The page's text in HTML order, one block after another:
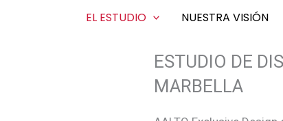
EL ESTUDIO NUESTRA VISIÓN
ESTUDIO DE
MARBELLA